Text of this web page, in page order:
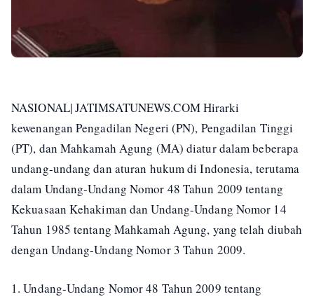
NASIONAL| JATIMSATUNEWS.COM Hirarki
kewenangan Pengadilan Negeri (PN), Pengadilan Tinggi
(PT), dan Mahkamah Agung (MA) diatur dalam beberapa
undang-undang dan aturan hukum di Indonesia, terutama
dalam Undang-Undang Nomor 48 Tahun 2009 tentang
Kekuasaan Kehakiman dan Undang-Undang Nomor 14
Tahun 1985 tentang Mahkamah Agung, yang telah diubah
dengan Undang-Undang Nomor 3 Tahun 2009.
1. Undang-Undang Nomor 48 Tahun 2009 tentang